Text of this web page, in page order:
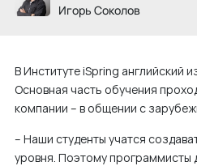
Игорь Соколов
В Институте iSpring английский
Основная часть обучения
компании – в общении с
– Наши студенты учатся
уровня. Поэтому программисты